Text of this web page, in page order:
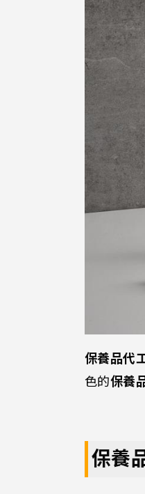
保養品代
色的保養
保養